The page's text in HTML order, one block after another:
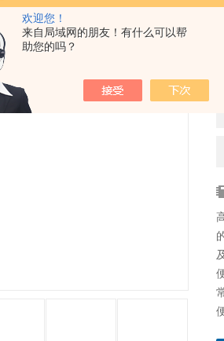
欢迎您！
来自局域网的朋友！有什么可以帮
助您的吗？